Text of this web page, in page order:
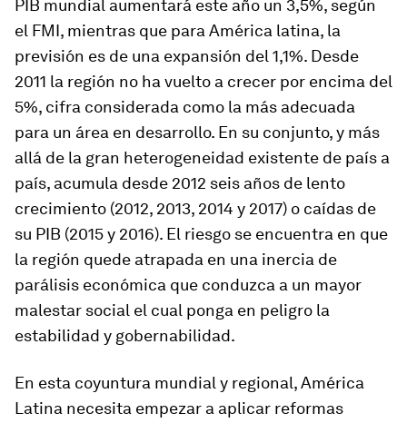
PIB mundial aumentará este año un 3,5%, según
el FMI, mientras que para América latina, la
previsión es de una expansión del 1,1%. Desde
2011 la región no ha vuelto a crecer por encima del
5%, cifra considerada como la más adecuada
para un área en desarrollo. En su conjunto, y más
allá de la gran heterogeneidad existente de país a
país, acumula desde 2012 seis años de lento
crecimiento (2012, 2013, 2014 y 2017) o caídas de
su PIB (2015 y 2016). El riesgo se encuentra en que
la región quede atrapada en una inercia de
parálisis económica que conduzca a un mayor
malestar social el cual ponga en peligro la
estabilidad y gobernabilidad.
En esta coyuntura mundial y regional, América
Latina necesita empezar a aplicar reformas